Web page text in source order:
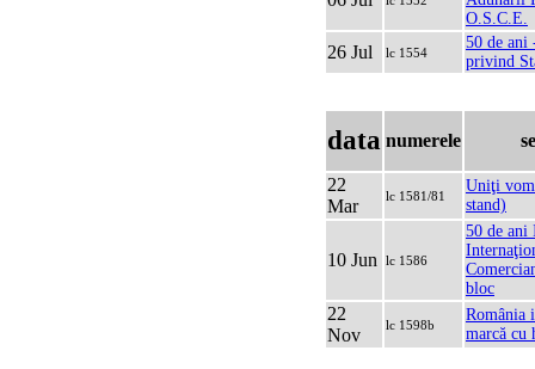
O.S.C.E.
26 Jul lc 1554
50 de ani
privind
data numerele
22
Mar
lc 1581/81
Uniţi
stand)
10 Jun lc 1586
50 de ani
bloc
22
Nov
lc 1598b
România
marcă cu